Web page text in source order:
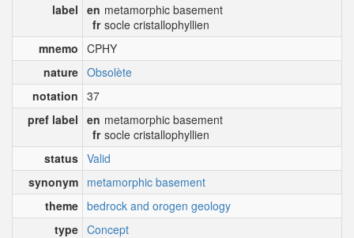
label en metamorphic basement
fr socle cristallophyllien
mnemo CPHY
nature Obsolète
notation 37
pref label en metamorphic basement
fr socle cristallophyllien
status Valid
synonym metamorphic basement
theme bedrock and orogen geology
type Concept